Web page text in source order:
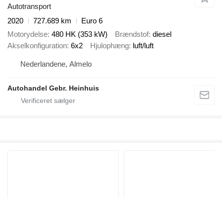
Autotransport
2020
727.689 km
Euro 6
Motorydelse 480 HK (353 kW) Brændstof diesel
Akselkonfiguration 6x2 Hjulophæng luft/luft
Nederlandene, Almelo
Autohandel Gebr. Heinhuis